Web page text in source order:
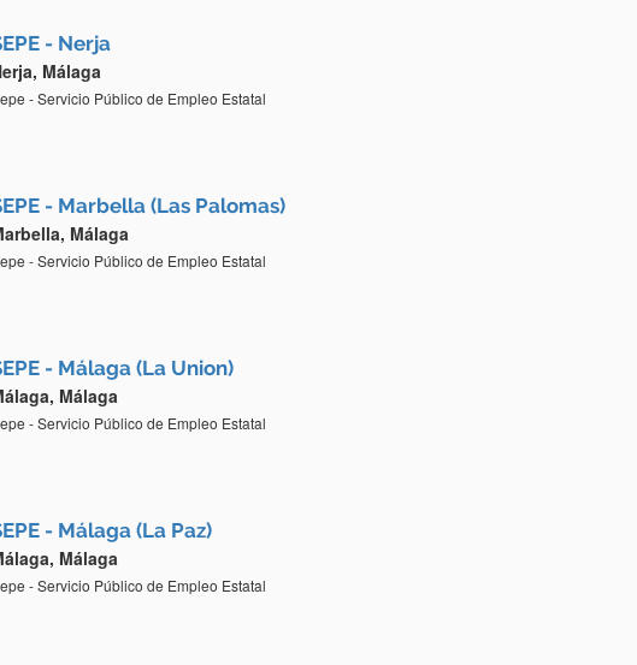
- Nerja
Málaga
- Servicio Público de Empleo Estatal
- Marbella (Las Palomas)
Málaga
- Servicio Público de Empleo Estatal
- Málaga (La Union)
Málaga
- Servicio Público de Empleo Estatal
- Málaga (La Paz)
Málaga
- Servicio Público de Empleo Estatal